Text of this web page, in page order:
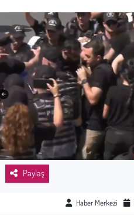
Paylaş
Haber Merkezi
Yerel Haberler
Eğitim
Sağlık
Kadın
Emek
Spor
Haber Arşivi